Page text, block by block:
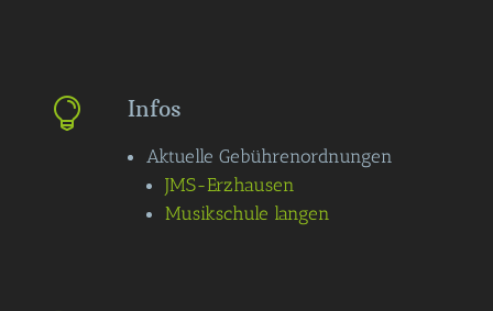
 Infos
Aktuelle Gebührenordnungen
JMS-Erzhausen
Musikschule langen